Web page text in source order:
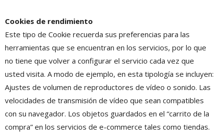
Cookies de rendimiento
Este tipo de Cookie recuerda sus preferencias para las
herramientas que se encuentran en los servicios, por lo que
no tiene que volver a configurar el servicio cada vez que
usted visita. A modo de ejemplo, en esta tipología se incluyen:
Ajustes de volumen de reproductores de vídeo o sonido. Las
velocidades de transmisión de vídeo que sean compatibles
con su navegador. Los objetos guardados en el “carrito de la
compra” en los servicios de e-commerce tales como tiendas.